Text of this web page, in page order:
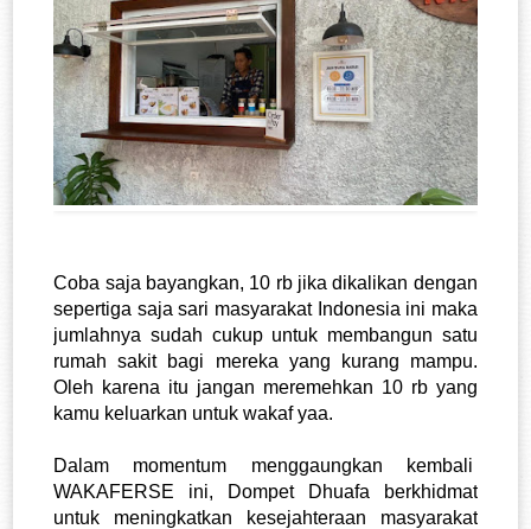
Coba saja bayangkan, 10 rb jika dikalikan dengan
sepertiga saja sari masyarakat Indonesia ini maka
jumlahnya sudah cukup untuk membangun satu
rumah sakit bagi mereka yang kurang mampu.
Oleh karena itu jangan meremehkan 10 rb yang
kamu keluarkan untuk wakaf yaa.
Dalam momentum menggaungkan kembali
WAKAFERSE ini, Dompet Dhuafa berkhidmat
untuk meningkatkan kesejahteraan masyarakat